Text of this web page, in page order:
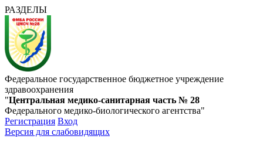
РАЗДЕЛЫ
Федеральное государственное бюджетное учреждение
здравоохранения
"Центральная медико-санитарная часть № 28
Федерального медико-биологического агентства"
Регистрация Вход
Версия для слабовидящих